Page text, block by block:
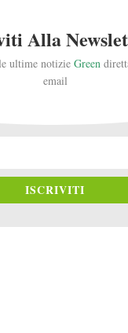
Alla
ultime notizie Green
email
ISCRIVITI